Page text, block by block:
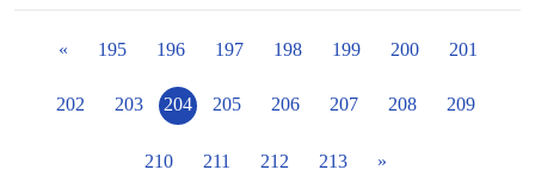
« 195 196 197 198 199 200 201
202 203 204 205 206 207 208 209
210 211 212 213 »